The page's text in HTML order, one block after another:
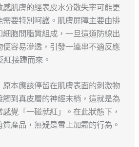
肌膚的經表皮水分散失率可能更
需要特別呵護。肌膚屏障主要由排
胞間脂質組成，一旦這道防線出
容易滲透，引發一連串不適反應
接踵而來。
原本應該停留在肌膚表面的刺激物
觸到真皮層的神經末梢，這就是為
覺「一碰就紅」。在此狀態下，
產品，無疑是雪上加霜的行為。